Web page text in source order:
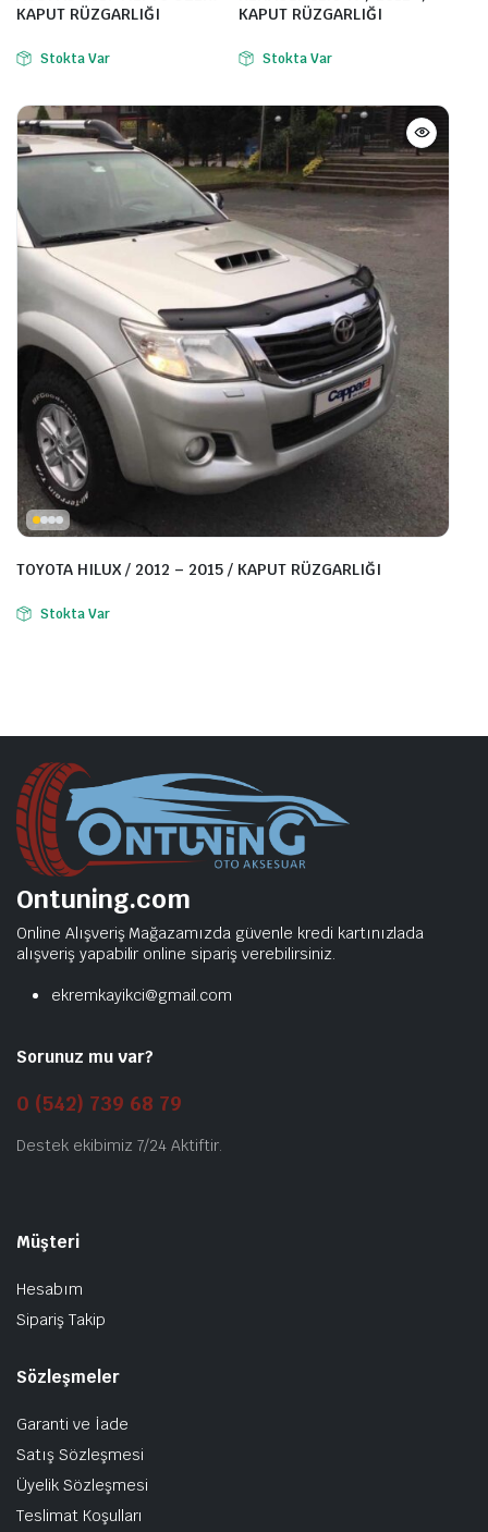
KAPUT RÜZGARLIĞI
Stokta Var
KAPUT RÜZGARLIĞI
Stokta Var
TOYOTA HILUX / 2012 – 2015 / KAPUT RÜZGARLIĞI
Stokta Var
Ontuning.com
Online Alışveriş Mağazamızda güvenle kredi kartınızlada
alışveriş yapabilir online sipariş verebilirsiniz.
ekremkayikci@gmail.com
Sorunuz mu var?
0 (542) 739 68 79
Destek ekibimiz 7/24 Aktiftir.
Müşteri
Hesabım
Sipariş Takip
Sözleşmeler
Garanti ve İade
Satış Sözleşmesi
Üyelik Sözleşmesi
Teslimat Koşulları